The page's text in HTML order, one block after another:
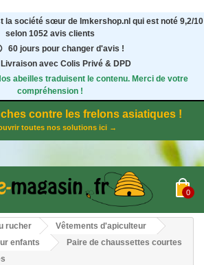
la société sœur de Imkershop.nl qui est noté 9,2/10
selon 1052 avis clients
60 jours pour changer d'avis !
Livraison avec Colis Privé & DPD
abeilles traduisent le contenu. Merci de votre
compréhension !
contre les frelons asiatiques !
toutes nos solutions ici →
0
rucher
Vêtements d'apiculteur
enfants
Paire de chaussettes courtes